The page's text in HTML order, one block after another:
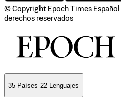
© Copyright Epoch Times Español
derechos reservados
35 Países 22 Lenguajes